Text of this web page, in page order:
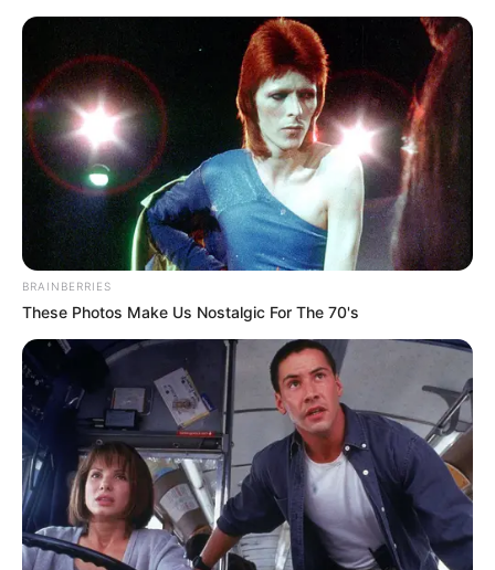
HOME
INSPIRASI
STYLE
FILM &
SERIES
NGAKAK
QUOTES
HYPE
MORE
BRAINBERRIES
These Photos Make Us Nostalgic For The 70's